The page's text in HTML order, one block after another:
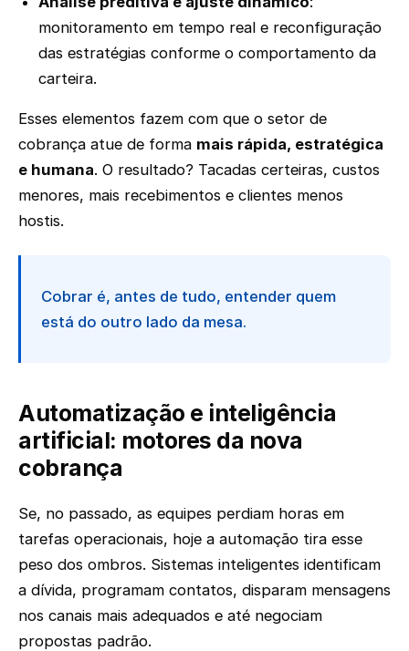
monitoramento em tempo real e reconfiguração
das estratégias conforme o comportamento da
carteira.
Esses elementos fazem com que o setor de
cobrança atue de forma mais rápida, estratégica
e humana. O resultado? Tacadas certeiras, custos
menores, mais recebimentos e clientes menos
hostis.
Cobrar é, antes de tudo, entender quem
está do outro lado da mesa.
Automatização e inteligência
artificial: motores da nova
cobrança
Se, no passado, as equipes perdiam horas em
tarefas operacionais, hoje a automação tira esse
peso dos ombros. Sistemas inteligentes identificam
a dívida, programam contatos, disparam mensagens
nos canais mais adequados e até negociam
propostas padrão.